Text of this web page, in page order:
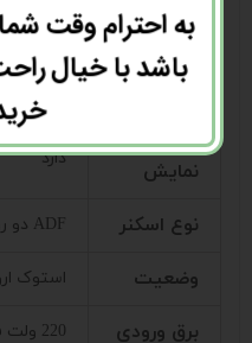
قابلیت
تغذیه
خودکار
دارد
صفحه
نمایش
دارد
نوع اسکنر ADF دو رو و Flatbed
وضعیت استوک
برق ورودی 220 ولت فابریک
به احترام وقت
باشد با خیال